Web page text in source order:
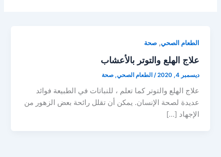
الطعام الصحي,صحة
علاج الهلع والتوتر بالأعشاب
ديسمبر 4, 2020 /الطعام الصحي,صحة
علاج الهلع والتوتر كما تعلم ، للنباتات في الطبيعة فوائد
عديدة لصحة الإنسان. يمكن أن تقلل رائحة بعض الزهور من
الإجهاد […]